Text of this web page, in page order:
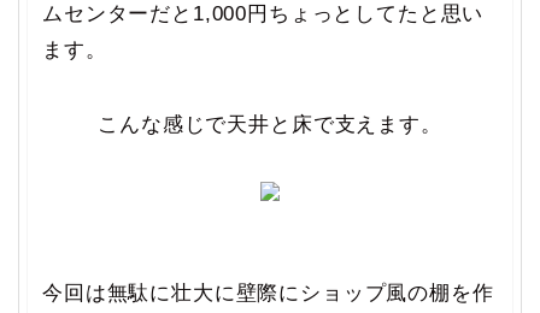
ムセンターだと1,000円ちょっとしてたと思い
ます。
こんな感じで天井と床で支えます。
今回は無駄に壮大に壁際にショップ風の棚を作